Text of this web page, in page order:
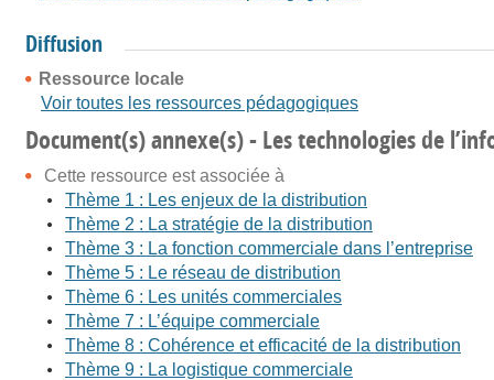
Diffusion
Ressource locale
Voir toutes les ressources pédagogiques
Document(s) annexe(s) - Les technologies de
Cette ressource est associée à
Thème 1 : Les enjeux de la distribution
Thème 2 : La stratégie de la distribution
Thème 3 : La fonction commerciale dans l’entreprise
Thème 5 : Le réseau de distribution
Thème 6 : Les unités commerciales
Thème 7 : L’équipe commerciale
Thème 8 : Cohérence et efficacité de la distribution
Thème 9 : La logistique commerciale